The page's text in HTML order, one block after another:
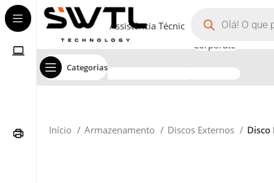
Categorias
Assistência Técnica
Corporate
Início Armazenamento Discos Externos Disco